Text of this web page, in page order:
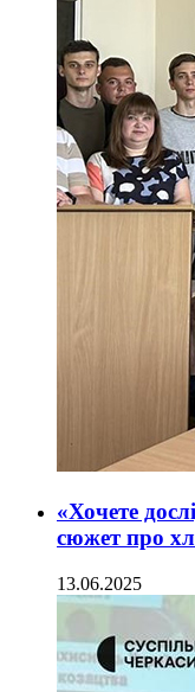
«Хочете
сюжет про
13.06.2025